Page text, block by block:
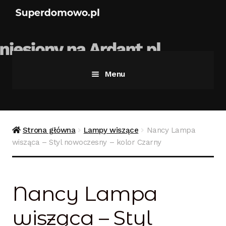
Menu
Bezpieczne zakupy
Strona główna Lampy wiszące
Nancy Lampa
wisząca – Styl nowoczesny – kolor Czarny
Nancy Lampa
wisząca – Styl